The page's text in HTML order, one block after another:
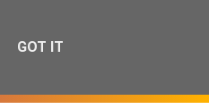
GOT IT